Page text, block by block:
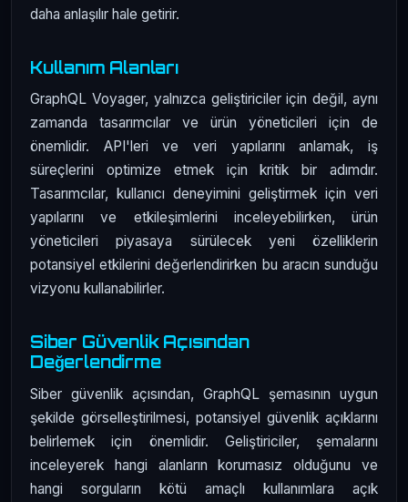
daha anlaşılır hale getirir.
Kullanım Alanları
GraphQL Voyager, yalnızca geliştiriciler için değil, aynı
zamanda tasarımcılar ve ürün yöneticileri için de
önemlidir. API'leri ve veri yapılarını anlamak, iş
süreçlerini optimize etmek için kritik bir adımdır.
Tasarımcılar, kullanıcı deneyimini geliştirmek için veri
yapılarını ve etkileşimlerini inceleyebilirken, ürün
yöneticileri piyasaya sürülecek yeni özelliklerin
potansiyel etkilerini değerlendirirken bu aracın sunduğu
vizyonu kullanabilirler.
Siber Güvenlik Açısından
Değerlendirme
Siber güvenlik açısından, GraphQL şemasının uygun
şekilde görselleştirilmesi, potansiyel güvenlik açıklarını
belirlemek için önemlidir. Geliştiriciler, şemalarını
inceleyerek hangi alanların korumasız olduğunu ve
hangi sorguların kötü amaçlı kullanımlara açık